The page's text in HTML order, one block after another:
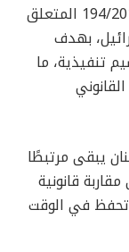
كما يتناول النقاش تعديل القانون رقم 194/2011 المتعلق
بهدف
تنفيذية، ما
يبقى مرتبطًا
قانونية
في الوقت